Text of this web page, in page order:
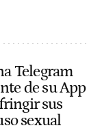
Telegram
de su App
sus
sexual